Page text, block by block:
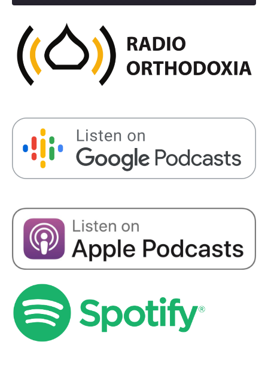
seconds
RSS FEED
SHARE
LINK
EMBED